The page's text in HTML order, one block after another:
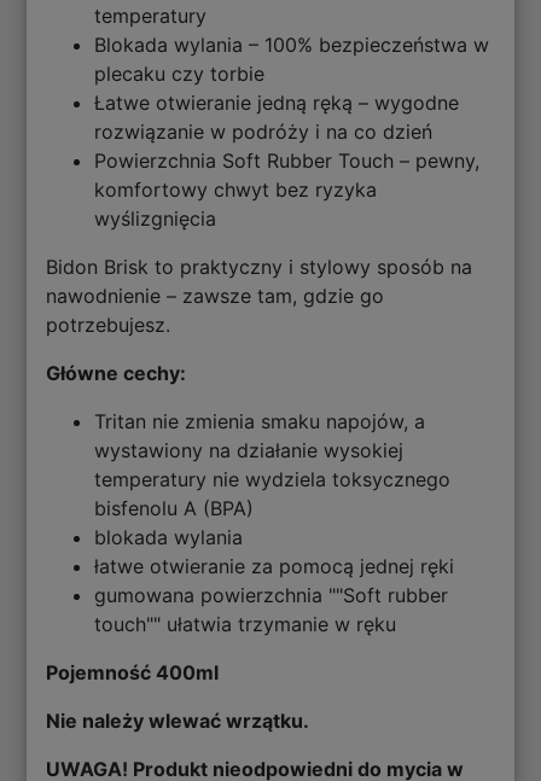
temperatury
Blokada wylania – 100% bezpieczeństwa w
plecaku czy torbie
Łatwe otwieranie jedną ręką – wygodne
rozwiązanie w podróży i na co dzień
Powierzchnia Soft Rubber Touch – pewny,
komfortowy chwyt bez ryzyka
wyślizgnięcia
Bidon Brisk to praktyczny i stylowy sposób na
nawodnienie – zawsze tam, gdzie go
potrzebujesz.
Główne cechy:
Tritan nie zmienia smaku napojów, a
wystawiony na działanie wysokiej
temperatury nie wydziela toksycznego
bisfenolu A (BPA)
blokada wylania
łatwe otwieranie za pomocą jednej ręki
gumowana powierzchnia ""Soft rubber
touch"" ułatwia trzymanie w ręku
Pojemność 400ml
Nie należy wlewać wrzątku.
UWAGA! Produkt nieodpowiedni do mycia w